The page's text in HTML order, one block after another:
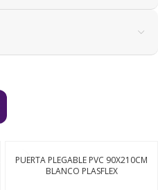
PUERTA PLEGABLE PVC 90X210CM
BLANCO PLASFLEX